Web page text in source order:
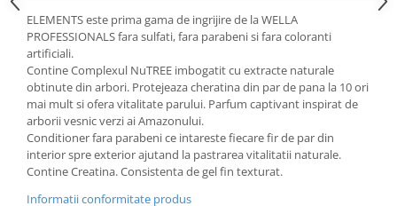
ELEMENTS este prima gama de ingrijire de la WELLA
PROFESSIONALS fara sulfati, fara parabeni si fara coloranti
artificiali.
Contine Complexul NuTREE imbogatit cu extracte naturale
obtinute din arbori. Protejeaza cheratina din par de pana la 10 ori
mai mult si ofera vitalitate parului. Parfum captivant inspirat de
arborii vesnic verzi ai Amazonului.
Conditioner fara parabeni ce intareste fiecare fir de par din
interior spre exterior ajutand la pastrarea vitalitatii naturale.
Contine Creatina. Consistenta de gel fin texturat.
Informatii conformitate produs